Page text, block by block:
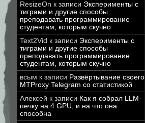
ResizeOn к записи Эксперименты с
тиграми и другие способы
преподавать программирование
студентам, которым скучно
Text2Vid к записи Эксперименты с
тиграми и другие способы
преподавать программирование
студентам, которым скучно
всым к записи Развёртывание своего
MTProxy Telegram со статистикой
Алексей к записи Как я собрал LLM-
печку на 4 GPU, и на что она
способна